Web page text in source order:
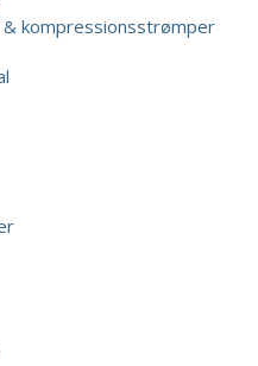
kompressionsstrømper